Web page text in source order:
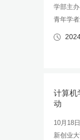
学部主
青年学
计算机
动
10月18
新创业